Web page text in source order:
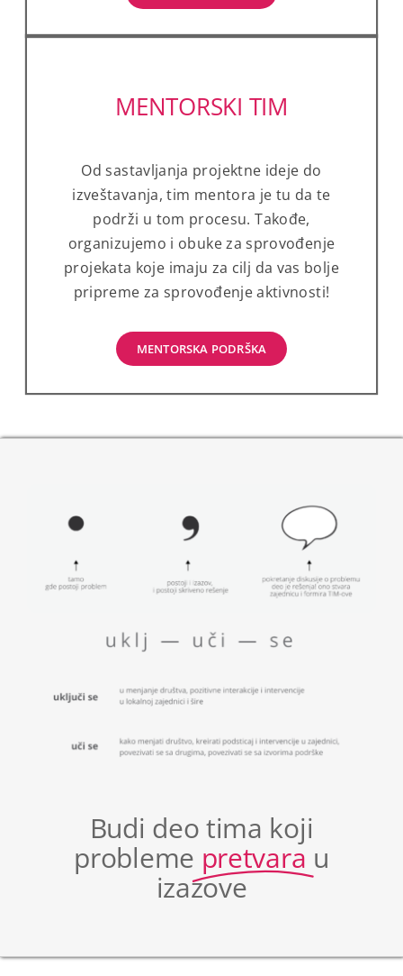
MENTORSKI TIM
Od sastavljanja projektne ideje do
izveštavanja, tim mentora je tu da te
podrži u tom procesu. Takođe,
organizujemo i obuke za sprovođenje
projekata koje imaju za cilj da vas bolje
pripreme za sprovođenje aktivnosti!
MENTORSKA PODRŠKA
Budi deo tima koji
probleme pretvara u
izazove